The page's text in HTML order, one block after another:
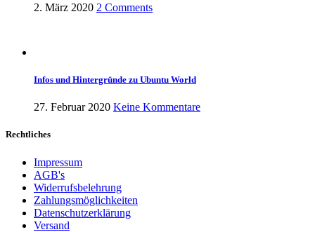
2. März 2020 2 Comments
Infos und Hintergründe zu Ubuntu World
27. Februar 2020 Keine Kommentare
Rechtliches
Impressum
AGB's
Widerrufsbelehrung
Zahlungsmöglichkeiten
Datenschutzerklärung
Versand